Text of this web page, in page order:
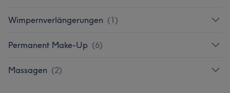
Wimpernverlängerungen (1)
Permanent Make-Up (6)
Massagen (2)